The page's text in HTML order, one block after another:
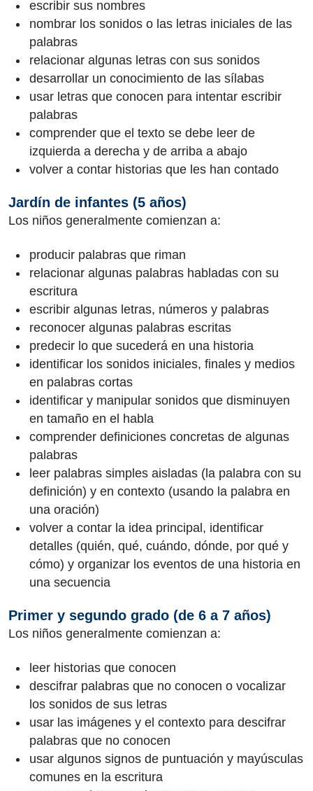
escribir sus nombres
nombrar los sonidos o las letras iniciales de las
palabras
relacionar algunas letras con sus sonidos
desarrollar un conocimiento de las sílabas
usar letras que conocen para intentar escribir
palabras
comprender que el texto se debe leer de
izquierda a derecha y de arriba a abajo
volver a contar historias que les han contado
Jardín de infantes (5 años)
Los niños generalmente comienzan a:
producir palabras que riman
relacionar algunas palabras habladas con su
escritura
escribir algunas letras, números y palabras
reconocer algunas palabras escritas
predecir lo que sucederá en una historia
identificar los sonidos iniciales, finales y medios
en palabras cortas
identificar y manipular sonidos que disminuyen
en tamaño en el habla
comprender definiciones concretas de algunas
palabras
leer palabras simples aisladas (la palabra con su
definición) y en contexto (usando la palabra en
una oración)
volver a contar la idea principal, identificar
detalles (quién, qué, cuándo, dónde, por qué y
cómo) y organizar los eventos de una historia en
una secuencia
Primer y segundo grado (de 6 a 7 años)
Los niños generalmente comienzan a:
leer historias que conocen
descifrar palabras que no conocen o vocalizar
los sonidos de sus letras
usar las imágenes y el contexto para descifrar
palabras que no conocen
usar algunos signos de puntuación y mayúsculas
comunes en la escritura